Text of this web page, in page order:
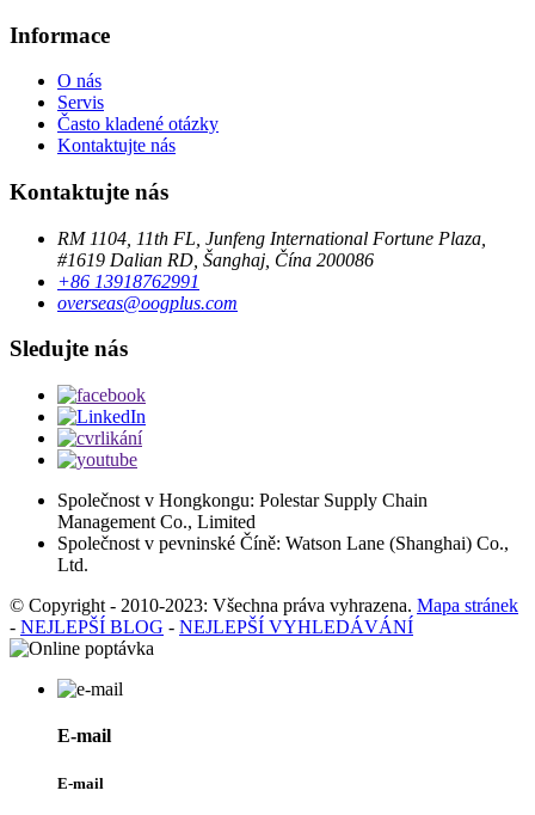
Informace
O nás
Servis
Často kladené otázky
Kontaktujte nás
Kontaktujte nás
RM 1104, 11th FL, Junfeng International Fortune Plaza,
#1619 Dalian RD, Šanghaj, Čína 200086
+86 13918762991
overseas@oogplus.com
Sledujte nás
Společnost v Hongkongu: Polestar Supply Chain
Management Co., Limited
Společnost v pevninské Číně: Watson Lane (Shanghai) Co.,
Ltd.
© Copyright - 2010-2023: Všechna práva vyhrazena. Mapa stránek
- NEJLEPŠÍ BLOG - NEJLEPŠÍ VYHLEDÁVÁNÍ
E-mail
E-mail